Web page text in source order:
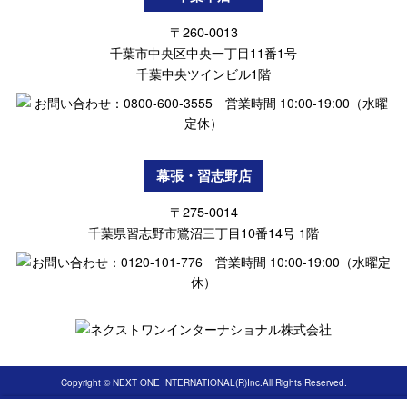
〒260-0013
千葉市中央区中央一丁目11番1号
千葉中央ツインビル1階
幕張・習志野店
〒275-0014
千葉県習志野市鷺沼三丁目10番14号 1階
Copyright © NEXT ONE INTERNATIONAL(R)Inc.All Rights Reserved.